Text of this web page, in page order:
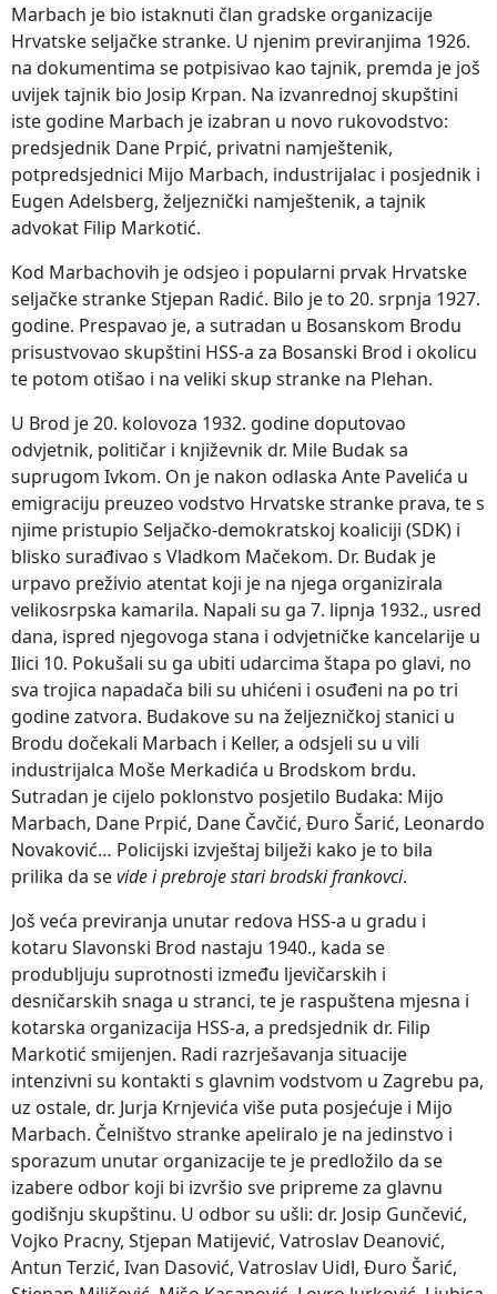
Marbach je bio istaknuti član gradske organizacije
Hrvatske seljačke stranke. U njenim previranjima 1926.
na dokumentima se potpisivao kao tajnik, premda je još
uvijek tajnik bio Josip Krpan. Na izvanrednoj skupštini
iste godine Marbach je izabran u novo rukovodstvo:
predsjednik Dane Prpić, privatni namještenik,
potpredsjednici Mijo Marbach, industrijalac i posjednik i
Eugen Adelsberg, željeznički namještenik, a tajnik
advokat Filip Markotić.
Kod Marbachovih je odsjeo i popularni prvak Hrvatske
seljačke stranke Stjepan Radić. Bilo je to 20. srpnja 1927.
godine. Prespavao je, a sutradan u Bosanskom Brodu
prisustvovao skupštini HSS-a za Bosanski Brod i okolicu
te potom otišao i na veliki skup stranke na Plehan.
U Brod je 20. kolovoza 1932. godine doputovao
odvjetnik, političar i književnik dr. Mile Budak sa
suprugom Ivkom. On je nakon odlaska Ante Pavelića u
emigraciju preuzeo vodstvo Hrvatske stranke prava, te s
njime pristupio Seljačko-demokratskoj koaliciji (SDK) i
blisko surađivao s Vladkom Mačekom. Dr. Budak je
urpavo preživio atentat koji je na njega organizirala
velikosrpska kamarila. Napali su ga 7. lipnja 1932., usred
dana, ispred njegovoga stana i odvjetničke kancelarije u
Ilici 10. Pokušali su ga ubiti udarcima štapa po glavi, no
sva trojica napadača bili su uhićeni i osuđeni na po tri
godine zatvora. Budakove su na željezničkoj stanici u
Brodu dočekali Marbach i Keller, a odsjeli su u vili
industrijalca Moše Merkadića u Brodskom brdu.
Sutradan je cijelo poklonstvo posjetilo Budaka: Mijo
Marbach, Dane Prpić, Dane Čavčić, Đuro Šarić, Leonardo
Novaković… Policijski izvještaj bilježi kako je to bila
prilika da sevide i prebroje stari brodski frankovci.
Još veća previranja unutar redova HSS-a u gradu i
kotaru Slavonski Brod nastaju 1940., kada se
produbljuju suprotnosti između ljevičarskih i
desničarskih snaga u stranci, te je raspuštena mjesna i
kotarska organizacija HSS-a, a predsjednik dr. Filip
Markotić smijenjen. Radi razrješavanja situacije
intenzivni su kontakti s glavnim vodstvom u Zagrebu pa,
uz ostale, dr. Jurja Krnjevića više puta posjećuje i Mijo
Marbach. Čelništvo stranke apeliralo je na jedinstvo i
sporazum unutar organizacije te je predložilo da se
izabere odbor koji bi izvršio sve pripreme za glavnu
godišnju skupštinu. U odbor su ušli: dr. Josip Gunčević,
Vojko Pracny, Stjepan Matijević, Vatroslav Deanović,
Antun Terzić, Ivan Dasović, Vatroslav Uidl, Đuro Šarić,